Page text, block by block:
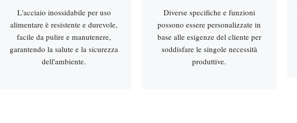
L'acciaio inossidabile per uso
alimentare è resistente e durevole,
facile da pulire e manutenere,
garantendo la salute e la sicurezza
dell'ambiente.
Diverse specifiche e funzioni
possono essere personalizzate in
base alle esigenze del cliente per
soddisfare le singole necessità
produttive.